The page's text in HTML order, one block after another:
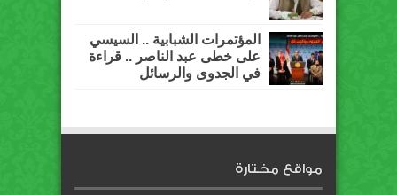
المؤتمرات الشبابية .. السيسي
على خطى عبد الناصر .. قراءة
في الجدوى والرسائل
مواقع مختارة